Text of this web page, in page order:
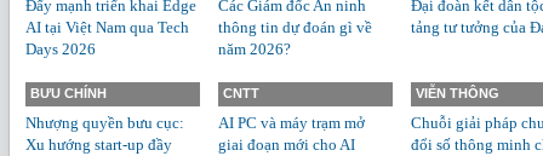
Đẩy mạnh triển khai Edge
AI tại Việt Nam qua Tech
Days 2026
Các Giám đốc An ninh
thông tin dự đoán gì về
năm 2026?
Đại đoàn kết dân
tảng tư tưởng của
BƯU CHÍNH
Nhượng quyền bưu cục:
Xu hướng start-up đầy
CNTT
AI PC và máy trạm mở
giai đoạn mới cho AI
VIỄN THÔNG
Chuỗi giải pháp
đổi số thông minh